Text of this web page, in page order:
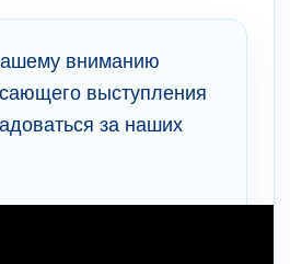
вниманию
выступления
за наших